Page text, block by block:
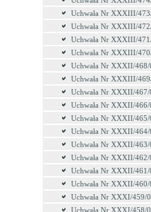
Uchwała Nr XXXIII/
Uchwała Nr XXXIII/
Uchwała Nr XXXIII/
Uchwała Nr XXXIII/
Uchwała Nr XXXII/468/
Uchwała Nr XXXIII/
Uchwała Nr XXXII/467/
Uchwała Nr XXXII/466/
Uchwała Nr XXXII/465/
Uchwała Nr XXXII/464/
Uchwała Nr XXXII/463/
Uchwała Nr XXXII/462/
Uchwała Nr XXXII/461/
Uchwała Nr XXXII/460/
Uchwała Nr XXXI/459/
Uchwała Nr XXXI/458/